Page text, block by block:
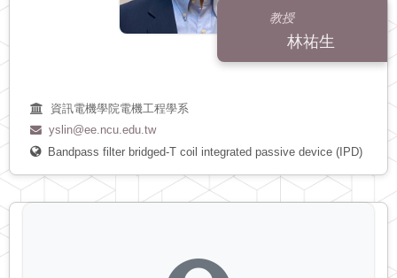
教授
林祐生
資訊電機學院電機工程學系
yslin@ee.ncu.edu.tw
Bandpass filter bridged-T coil integrated passive device (IPD)